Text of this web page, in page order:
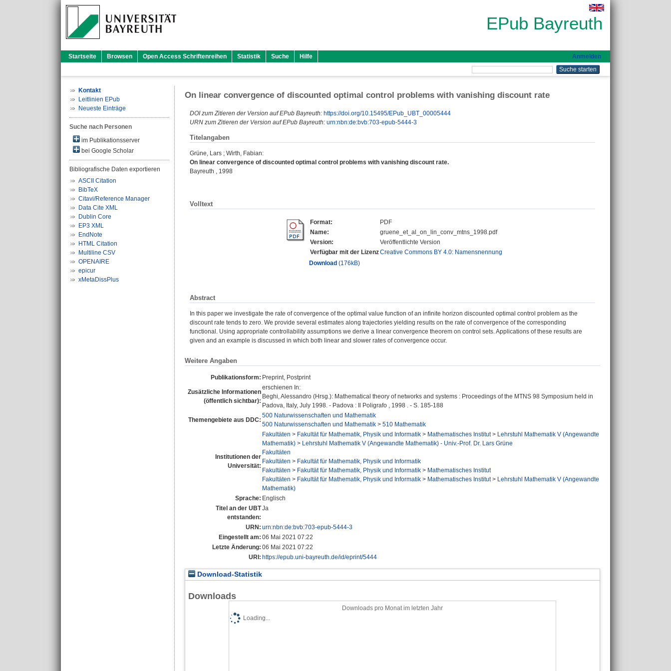
EPub Bayreuth
Startseite Browsen Open Access Schriftenreihen Statistik Suche Hilfe Anmelden
Kontakt
Leitlinien EPub
Neueste Einträge
Suche nach Personen
im Publikationsserver
bei Google Scholar
Bibliografische Daten exportieren
ASCII Citation
BibTeX
Citavi/Reference Manager
Data Cite XML
Dublin Core
EP3 XML
EndNote
HTML Citation
Multiline CSV
OPENAIRE
epicur
xMetaDissPlus
On linear convergence of discounted optimal control problems with vanishing discount rate
DOI zum Zitieren der Version auf EPub Bayreuth: https://doi.org/10.15495/EPub_UBT_00005444
URN zum Zitieren der Version auf EPub Bayreuth: urn:nbn:de:bvb:703-epub-5444-3
Titelangaben
Grüne, Lars ; Wirth, Fabian:
On linear convergence of discounted optimal control problems with vanishing discount rate.
Bayreuth , 1998
Volltext
Format:
PDF
Name:
gruene_et_al_on_lin_conv_mtns_1998.pdf
Version:
Veröffentlichte Version
Verfügbar mit der LizenzCreative Commons BY 4.0: Namensnennung
Download (176kB)
Abstract
In this paper we investigate the rate of convergence of the optimal value function of an infinite horizon discounted optimal control problem as the
discount rate tends to zero. We provide several estimates along trajectories yielding results on the rate of convergence of the corresponding
functional. Using appropriate controllability assumptions we derive a linear convergence theorem on control sets. Applications of these results are
given and an example is discussed in which both linear and slower rates of convergence occur.
Weitere Angaben
Publikationsform: Preprint, Postprint
Zusätzliche Informationen
(öffentlich sichtbar):
erschienen In:
Beghi, Alessandro (Hrsg.): Mathematical theory of networks and systems : Proceedings of the MTNS 98 Symposium held in
Padova, Italy, July 1998. - Padova : Il Poligrafo , 1998 . - S. 185-188
Themengebiete aus DDC:
500 Naturwissenschaften und Mathematik
500 Naturwissenschaften und Mathematik > 510 Mathematik
Institutionen der
Universität:
Fakultäten > Fakultät für Mathematik, Physik und Informatik > Mathematisches Institut> Lehrstuhl Mathematik V (Angewandte
Mathematik) > Lehrstuhl Mathematik V (Angewandte Mathematik) - Univ.-Prof. Dr. Lars Grüne
Fakultäten
Fakultäten > Fakultät für Mathematik, Physik und Informatik
Fakultäten > Fakultät für Mathematik, Physik und Informatik > Mathematisches Institut
Fakultäten > Fakultät für Mathematik, Physik und Informatik > Mathematisches Institut> Lehrstuhl Mathematik V (Angewandte
Mathematik)
Sprache: Englisch
Titel an der UBT
entstanden:
Ja
URN: urn:nbn:de:bvb:703-epub-5444-3
Eingestellt am: 06 Mai 2021 07:22
Letzte Änderung: 06 Mai 2021 07:22
URI: https://epub.uni-bayreuth.de/id/eprint/5444
Download-Statistik
Downloads
Downloads pro Monat im letzten Jahr
Loading...